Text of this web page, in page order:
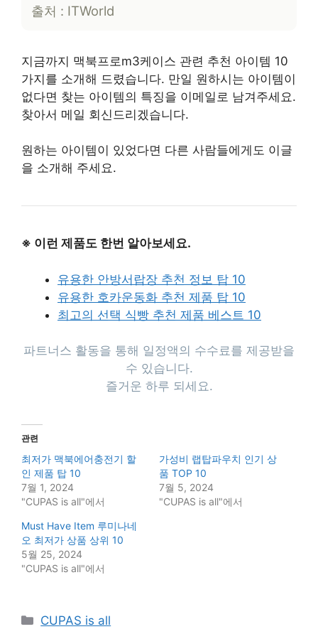
출처 : ITWorld
지금까지 맥북프로m3케이스 관련 추천 아이템 10
가지를 소개해 드렸습니다. 만일 원하시는 아이템이
없다면 찾는 아이템의 특징을 이메일로 남겨주세요.
찾아서 메일 회신드리겠습니다.
원하는 아이템이 있었다면 다른 사람들에게도 이글
을 소개해 주세요.
※ 이런 제품도 한번 알아보세요.
유용한 안방서랍장 추천 정보 탑 10
유용한 호카운동화 추천 제품 탑 10
최고의 선택 식빵 추천 제품 베스트 10
파트너스 활동을 통해 일정액의 수수료를 제공받을
수 있습니다.
즐거운 하루 되세요.
관련
최저가 맥북에어충전기 할
인 제품 탑 10
7월 1, 2024
"CUPAS is all"에서
가성비 랩탑파우치 인기 상
품 TOP 10
7월 5, 2024
"CUPAS is all"에서
Must Have Item 루미나네
오 최저가 상품 상위 10
5월 25, 2024
"CUPAS is all"에서
Categories
CUPAS is all